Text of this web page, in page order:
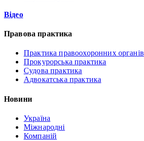
Відео
Правова практика
Практика правоохоронних органів
Прокурорська практика
Судова практика
Адвокатська практика
Новини
Україна
Міжнародні
Компаній